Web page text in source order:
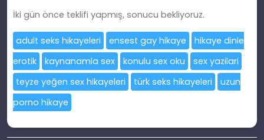
İki gün önce teklifi yapmış, sonucu bekliyoruz.
adult seks hikayeleri ensest gay hikaye
hikaye dinle
erotik
kaynanamla sex konulu sex oku
sex yazilari
teyze yeğen sex hikayeleri
türk seks hikayeleri
uzun
porno hikaye